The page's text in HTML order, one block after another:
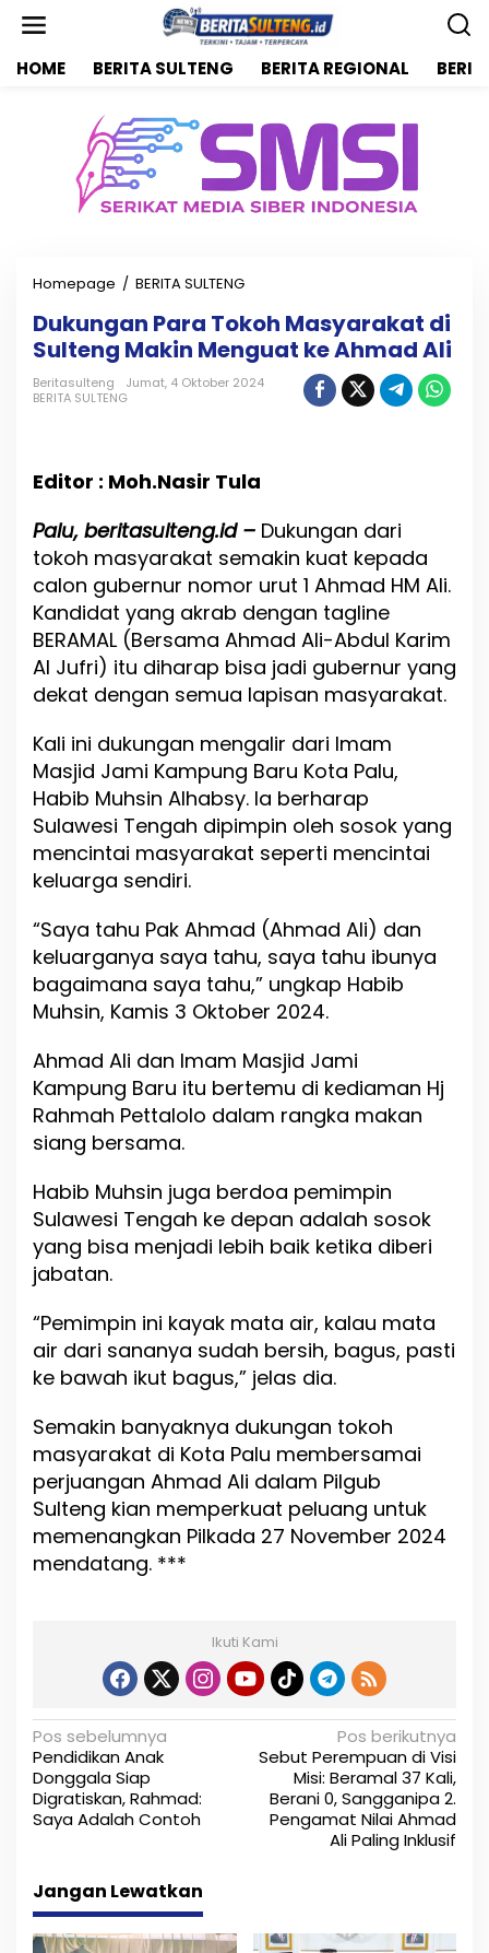
HOME BERITA SULTENG BERITA REGIONAL
Homepage / BERITA SULTENG
k
u
n
g
a
r
T
o
o
h
M
s
y
r
a
k
a
t
d
i
l
t
e
n
g
a
k
i
n
g
u
a
A
h
m
a
A
l
i
Dukungan Para Tokoh Masyarakat di
Sulteng Makin Menguat ke Ahmad Ali
Beritasulteng
Jumat, 4 Oktober 2024
BERITA SULTENG
Editor : Moh.Nasir Tula
Palu, beritasulteng.id – Dukungan dari
tokoh masyarakat semakin kuat kepada
calon gubernur nomor urut 1 Ahmad HM Ali.
Kandidat yang akrab dengan tagline
BERAMAL (Bersama Ahmad Ali-Abdul Karim
Al Jufri) itu diharap bisa jadi gubernur yang
dekat dengan semua lapisan masyarakat.
Kali ini dukungan mengalir dari Imam
Masjid Jami Kampung Baru Kota Palu,
Habib Muhsin Alhabsy. Ia berharap
Sulawesi Tengah dipimpin oleh sosok yang
mencintai masyarakat seperti mencintai
keluarga sendiri.
“Saya tahu Pak Ahmad (Ahmad Ali) dan
keluarganya saya tahu, saya tahu ibunya
bagaimana saya tahu,” ungkap Habib
Muhsin, Kamis 3 Oktober 2024.
Ahmad Ali dan Imam Masjid Jami
Kampung Baru itu bertemu di kediaman Hj
Rahmah Pettalolo dalam rangka makan
siang bersama.
Habib Muhsin juga berdoa pemimpin
Sulawesi Tengah ke depan adalah sosok
yang bisa menjadi lebih baik ketika diberi
jabatan.
“Pemimpin ini kayak mata air, kalau mata
air dari sananya sudah bersih, bagus, pasti
ke bawah ikut bagus,” jelas dia.
Semakin banyaknya dukungan tokoh
masyarakat di Kota Palu membersamai
perjuangan Ahmad Ali dalam Pilgub
Sulteng kian memperkuat peluang untuk
memenangkan Pilkada 27 November 2024
mendatang. ***
Ikuti Kami
N
a
v
g
a
Pos sebelumnya
Pendidikan Anak
Donggala Siap
Digratiskan, Rahmad:
Saya Adalah Contoh
Pos berikutnya
Sebut Perempuan di Visi
Misi: Beramal 37 Kali,
Berani 0, Sangganipa 2.
Pengamat Nilai Ahmad
Ali Paling Inklusif
Jangan Lewatkan